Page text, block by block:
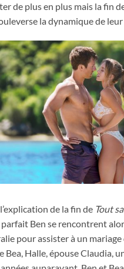
de plus en plus mais la fin
la dynamique de
afin de mieux séduire
de la fin de Tout
Ben se rencontrent
pour assister à un
Bea, Halle, épouse Claudia,